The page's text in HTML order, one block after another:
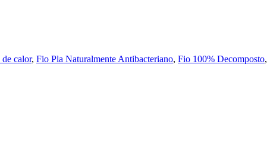
calor, Fio Pla Naturalmente Antibacteriano, Fio 100% Decomposto,